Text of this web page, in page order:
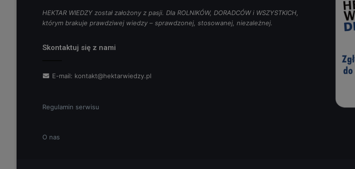
HEKTAR WIEDZY został założony z pasji. Dla ROLNIKÓW, DORADCÓW i WSZYSTKICH,
którym brakuje prawdziwej wiedzy – sprawdzonej, stosowanej, niezależnej.
Skontaktuj się z nami
E-mail: kontakt@hektarwiedzy.pl
Regulamin serwisu
O nas